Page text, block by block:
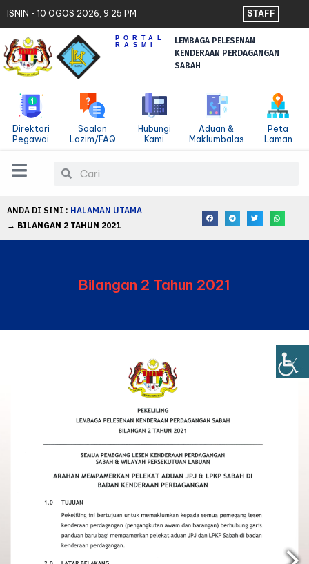
Langkau
ke
kandungan
ISNIN - 10 OGOS 2026, 9:25 PM STAFF
PORTAL
RASMI
LEMBAGA PELESENAN
KENDERAAN PERDAGANGAN
SABAH
Direktori
Pegawai
Soalan
Lazim/FAQ
Hubungi
Kami
Aduan &
Maklumbalas
Peta
Laman
Cari Cari
ANDA DI SINI : HALAMAN UTAMA
→ BILANGAN 2 TAHUN 2021
Bilangan 2 Tahun 2021